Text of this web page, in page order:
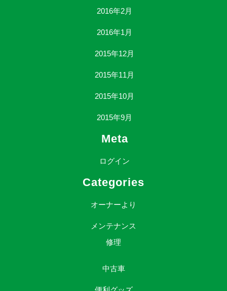
2016年2月
2016年1月
2015年12月
2015年11月
2015年10月
2015年9月
Meta
ログイン
Categories
オーナーより
メンテナンス
修理
中古車